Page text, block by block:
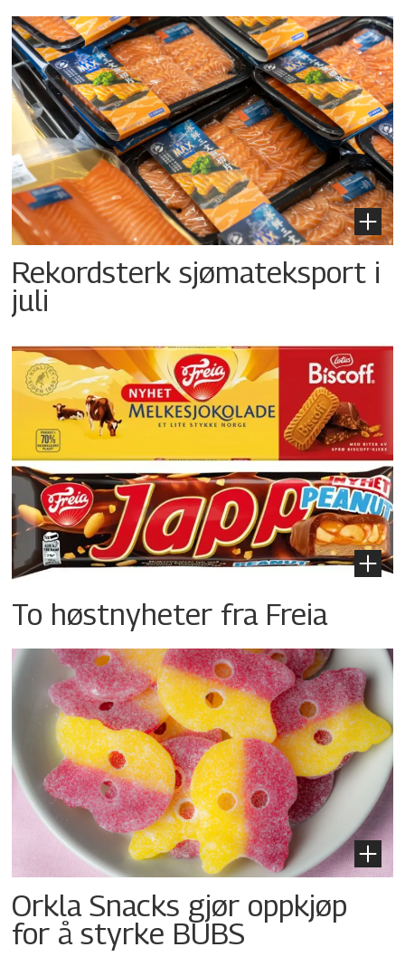
Rekordsterk sjømateksport i
juli
To høstnyheter fra Freia
Orkla Snacks gjør oppkjøp
for å styrke BUBS